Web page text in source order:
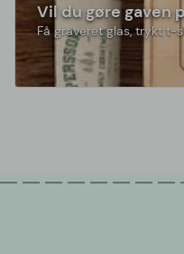
Vil du gøre gaven
Få graveret glas, trykt t-